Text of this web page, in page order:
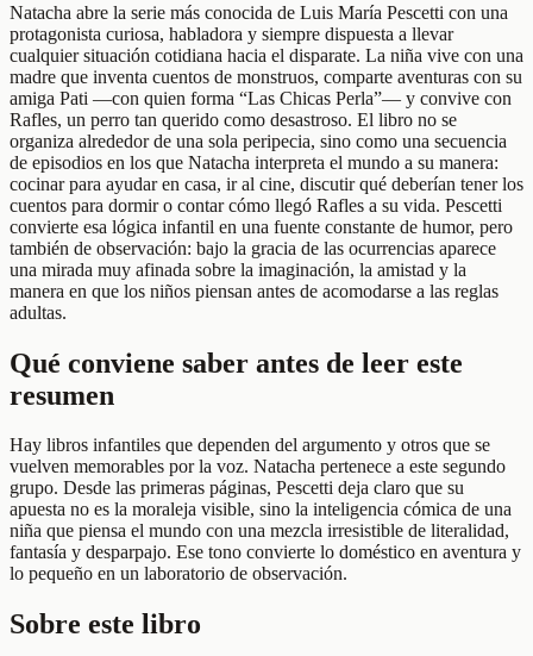
Natacha abre la serie más conocida de Luis María Pescetti con una
protagonista curiosa, habladora y siempre dispuesta a llevar
cualquier situación cotidiana hacia el disparate. La niña vive con una
madre que inventa cuentos de monstruos, comparte aventuras con su
amiga Pati —con quien forma “Las Chicas Perla”— y convive con
Rafles, un perro tan querido como desastroso. El libro no se
organiza alrededor de una sola peripecia, sino como una secuencia
de episodios en los que Natacha interpreta el mundo a su manera:
cocinar para ayudar en casa, ir al cine, discutir qué deberían tener los
cuentos para dormir o contar cómo llegó Rafles a su vida. Pescetti
convierte esa lógica infantil en una fuente constante de humor, pero
también de observación: bajo la gracia de las ocurrencias aparece
una mirada muy afinada sobre la imaginación, la amistad y la
manera en que los niños piensan antes de acomodarse a las reglas
adultas.
Qué conviene saber antes de leer este
resumen
Hay libros infantiles que dependen del argumento y otros que se
vuelven memorables por la voz. Natacha pertenece a este segundo
grupo. Desde las primeras páginas, Pescetti deja claro que su
apuesta no es la moraleja visible, sino la inteligencia cómica de una
niña que piensa el mundo con una mezcla irresistible de literalidad,
fantasía y desparpajo. Ese tono convierte lo doméstico en aventura y
lo pequeño en un laboratorio de observación.
Sobre este libro